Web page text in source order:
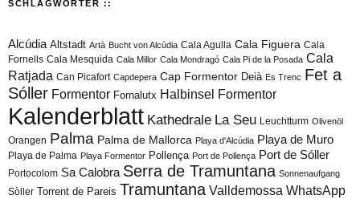
SCHLAGWÖRTER ::
Alcúdia Altstadt Artà Bucht von Alcúdia Cala Agulla Cala Figuera Cala
Fornells Cala Mesquida Cala Millor Cala Mondragó Cala Pi de la Posada Cala
Ratjada Can Picafort Capdepera Cap Formentor Deià Es Trenc Fet a
Sóller Formentor Fornalutx Halbinsel Formentor
Kalenderblatt Kathedrale La Seu Leuchtturm Olivenöl
Orangen Palma Palma de Mallorca Playa d'Alcúdia Playa de Muro
Playa de Palma Playa Formentor Pollença Port de Pollença Port de Sóller
Portocolom Sa Calobra Serra de Tramuntana Sonnenaufgang
Sòller Torrent de Pareis Tramuntana Valldemossa WhatsApp